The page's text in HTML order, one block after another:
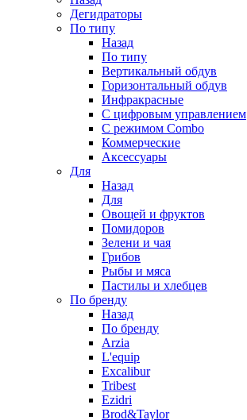
Дегидраторы
По типу
Назад
По типу
Вертикальный обдув
Горизонтальный обдув
Инфракрасные
С цифровым управлением
С режимом Combo
Коммерческие
Аксессуары
Для
Назад
Для
Овощей и фруктов
Помидоров
Зелени и чая
Грибов
Рыбы и мяса
Пастилы и хлебцев
По бренду
Назад
По бренду
Arzia
L'equip
Excalibur
Tribest
Ezidri
Brod&Taylor